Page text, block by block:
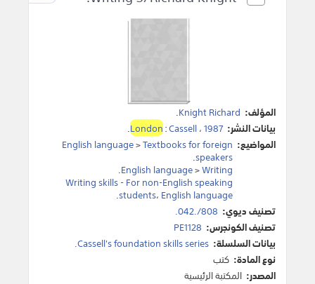
المؤلف: Knight Richard
.
بيانات النشر:
London:Cassell،1987
.
المواضيع:
English language>Textbooks for foreign
speakers
.
English language>Writing
.
Writing skills - For non-English speaking
students، English language
.
تصنيف ديوي: 808/.042.
تصنيف الكونجرس: PE1128
بيانات السلسلة: Cassell's foundation skills series.
نوع المادة: كتب
المصدر: المكتبة الرئيسية